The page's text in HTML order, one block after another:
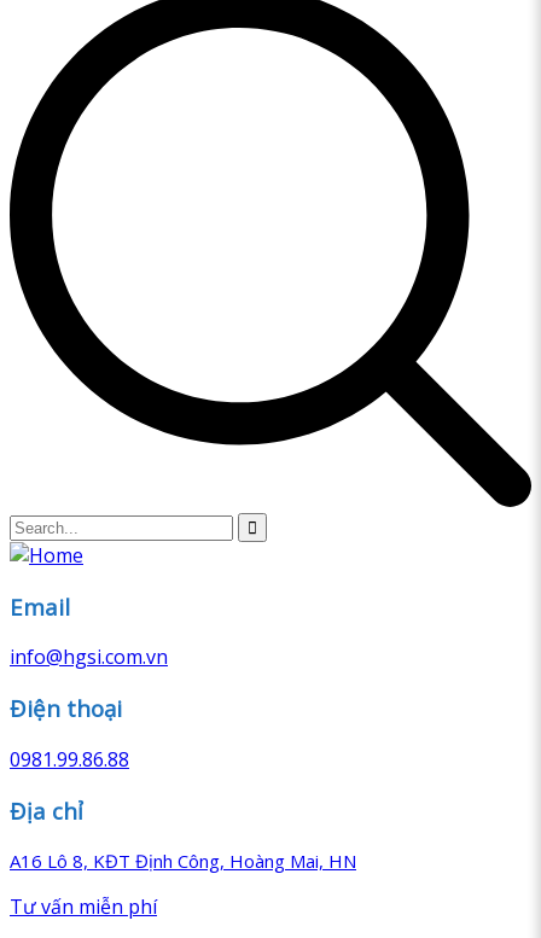
Email
info@hgsi.com.vn
Điện thoại
0981.99.86.88
Địa chỉ
A16 Lô 8, KĐT Định Công, Hoàng Mai, HN
Tư vấn miễn phí